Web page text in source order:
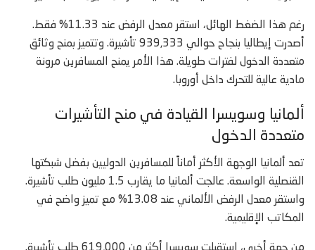
رغم هذا الضغط الهائل، استقر معدل الرفض عند 11.33% فقط.
أصدرت إيطاليا بنجاح حوالي 939,333 تأشيرة. وتتميز بمنح وثائق
متعددة الدخول لفترات طويلة. هذا الأمر يمنح المسافرين مرونة
مادية عالية للتحرك داخل أوروبا.
ألمانيا وسويسرا القيادة في منح التأشيرات
متعددة الدخول
تعد ألمانيا الوجهة الأكثر أماناً للمسافرين الدوليين بفضل شبكتها
القنصلية الواسعة. عالجت ألمانيا ما يقارب 1.5 مليون طلب تأشيرة.
واستقر معدل الرفض الألماني عند 13.08% مع تميز واضح في
المكاتب الإقليمية.